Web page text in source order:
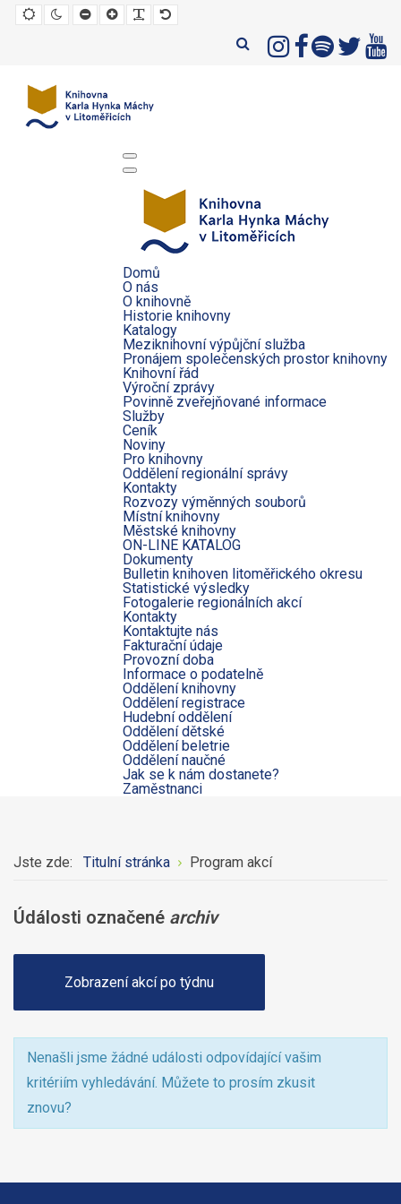
Default
mode
Night
mode
Set
smaller
Set
larger
Make
font
Set
default
Domů
O nás
O knihovně
Historie knihovny
Katalogy
Meziknihovní výpůjční služba
Pronájem společenských prostor knihovny
Knihovní řád
Výroční zprávy
Povinně zveřejňované informace
Služby
Ceník
Noviny
Pro knihovny
Oddělení regionální správy
Kontakty
Rozvozy výměnných souborů
Místní knihovny
Městské knihovny
ON-LINE KATALOG
Dokumenty
Bulletin knihoven litoměřického okresu
Statistické výsledky
Fotogalerie regionálních akcí
Kontakty
Kontaktujte nás
Fakturační údaje
Provozní doba
Informace o podatelně
Oddělení knihovny
Oddělení registrace
Hudební oddělení
Oddělení dětské
Oddělení beletrie
Oddělení naučné
Jak se k nám dostanete?
Zaměstnanci
Jste zde: Titulní stránka Program akcí
Údálosti označené archiv
Zobrazení akcí po týdnu
Nenašli jsme žádné události odpovídající vašim
kritériím vyhledávání. Můžete to prosím zkusit
znovu?